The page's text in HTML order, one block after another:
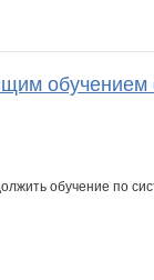
обучением
обучение по